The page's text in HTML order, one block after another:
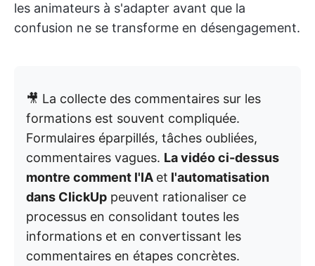
les animateurs à s'adapter avant que la
confusion ne se transforme en désengagement.
🎥 La collecte des commentaires sur les
formations est souvent compliquée.
Formulaires éparpillés, tâches oubliées,
commentaires vagues. La vidéo ci-dessus
montre comment l'IA et l'automatisation
dans ClickUp peuvent rationaliser ce
processus en consolidant toutes les
informations et en convertissant les
commentaires en étapes concrètes.